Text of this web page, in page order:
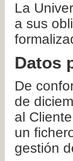
La
a sus
Datos
De
de
al
un
gestión